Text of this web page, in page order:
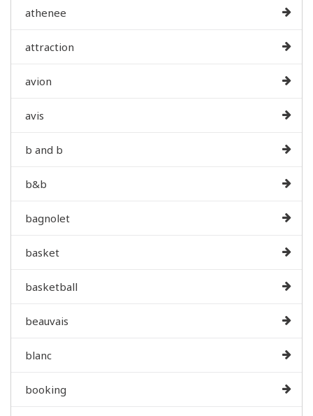
athenee
attraction
avion
avis
b and b
b&b
bagnolet
basket
basketball
beauvais
blanc
booking